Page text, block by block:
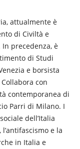
attualmente è
di Civiltà e
In precedenza, è
di Studi
e borsista
con
contemporanea di
Parri di Milano. I
dell’Italia
e la
in Italia e